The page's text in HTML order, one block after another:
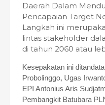
Daerah Dalam
Pencapaian Target
Langkah ini
lintas stakeholder
di tahun 2060 atau
Kesepakatan ini
Probolinggo, Ugas
EPI Antonius Aris
Pembangkit Batubara